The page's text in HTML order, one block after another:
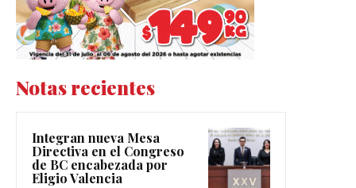
Notas recientes
Integran nueva Mesa
Directiva en el Congreso
de BC encabezada por
Eligio Valencia